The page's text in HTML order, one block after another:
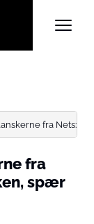
fra Nets:
fra
spær